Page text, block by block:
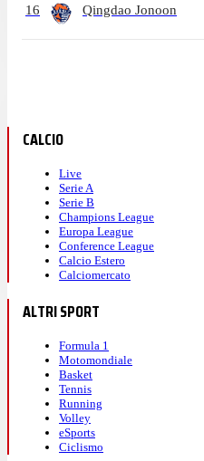
16 Qingdao Jonoon
CALCIO
Live
Serie A
Serie B
Champions League
Europa League
Conference League
Calcio Estero
Calciomercato
ALTRI SPORT
Formula 1
Motomondiale
Basket
Tennis
Running
Volley
eSports
Ciclismo